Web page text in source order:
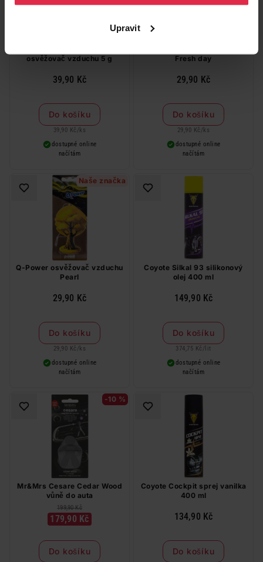
Upravit
osvěžovač vzduchu 5 g
39,90 Kč
Do košíku
39,90 Kč / ks
dostupné online
načítám
Fresh day
29,90 Kč
Do košíku
29,90 Kč / ks
dostupné online
načítám
Naše značka
Q-Power osvěžovač vzduchu
Pearl
29,90 Kč
Do košíku
29,90 Kč / ks
dostupné online
načítám
Coyote Silkal 93 silikonový
olej 400 ml
149,90 Kč
Do košíku
374,75 Kč / lit
dostupné online
načítám
-10 %
Mr&Mrs Cesare Cedar Wood
vůně do auta
199,90 Kč
179,90 Kč
Do košíku
Coyote Cockpit sprej vanilka
400 ml
134,90 Kč
Do košíku